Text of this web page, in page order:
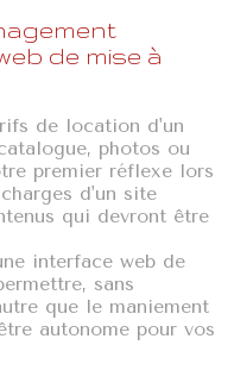
de mise à
de location d'un
photos ou
premier réflexe lors
d'un site
qui devront être
interface web de
sans
que le maniement
autonome pour vos